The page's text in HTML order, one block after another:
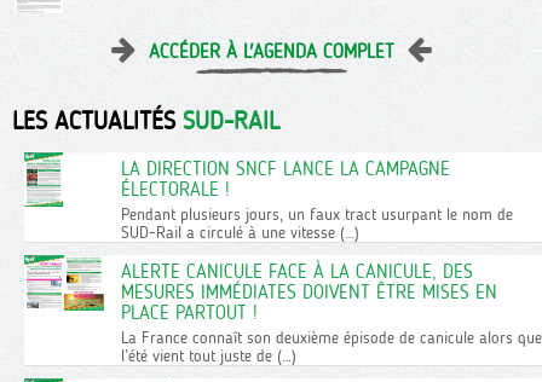
ACCÉDER À L'AGENDA COMPLET
LES ACTUALITÉS SUD-RAIL
LA DIRECTION SNCF LANCE LA CAMPAGNE
ÉLECTORALE !
Pendant plusieurs jours, un faux tract usurpant le nom de
SUD-Rail a circulé à une vitesse (…)
ALERTE CANICULE FACE À LA CANICULE, DES
MESURES IMMÉDIATES DOIVENT ÊTRE MISES EN
PLACE PARTOUT !
La France connaît son deuxième épisode de canicule alors que
l’été vient tout juste de (…)